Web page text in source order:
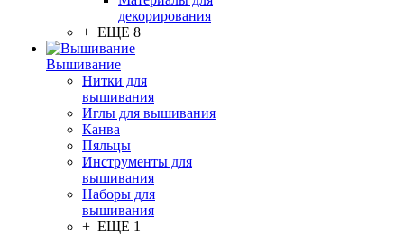
декорирования
+ ЕЩЕ 8
Вышивание
Нитки для
вышивания
Иглы для вышивания
Канва
Пяльцы
Инструменты для
вышивания
Наборы для
вышивания
+ ЕЩЕ 1